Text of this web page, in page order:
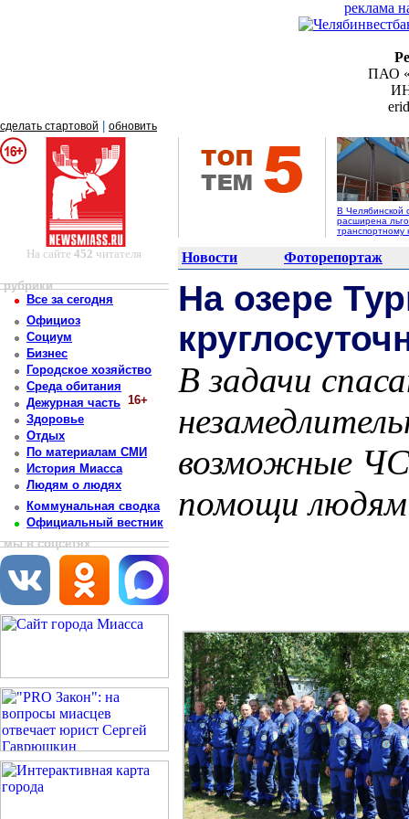
реклама
ПАО
сделать стартовой обновить
В Челябинской
расширена
транспортному
На сайте452 читателя Новости Фоторепортаж
рубрики
Все за сегодня
Официоз
Социум
Бизнес
Городское хозяйство
Среда обитания
Дежурная часть 16+
Здоровье
Отдых
По материалам СМИ
История Миасса
Людям о людях
Коммунальная сводка
Официальный вестник
мы в соцсетях
На озере
В задачи
возможные ЧС
помощи людям